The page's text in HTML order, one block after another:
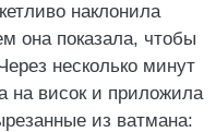
наклонила
она показала, чтобы
несколько минут
на висок и приложила
из ватмана: